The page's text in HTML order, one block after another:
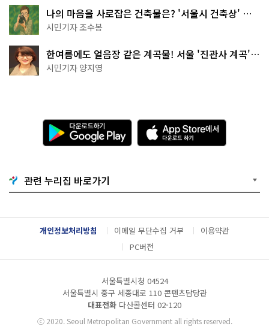
나의 마음을 사로잡은 건축물은? '서울시 건축상' 수
상작 공개!
시민기자 조수봉
한여름에도 얼음장 같은 계곡물! 서울 '진관사 계곡'이
천국이네~
시민기자 양지영
다
운
로
기
G
o
g
l
e
A
p
p
e
서
다
운
관련 누리집 바로가기
개인정보처리방침 이메일 무단수집 거부
이용약관
PC버전
서울특별시청 04524
서울특별시 중구 세종대로 110 콘텐츠담당관
대표전화 다산콜센터 02-120
ⓒ2020. Seoul Metropolitan Government all rights reserved.